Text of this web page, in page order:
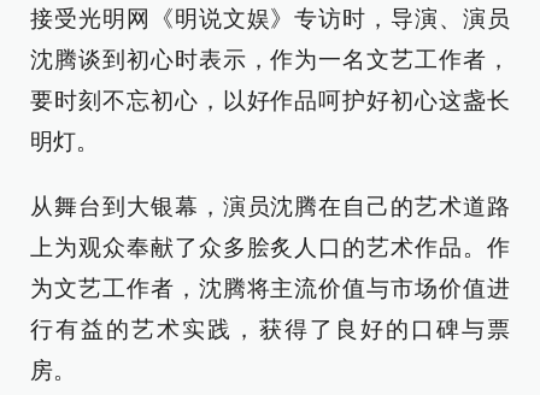
接受光明网《明说文娱》专访时，导演、演员
沈腾谈到初心时表示，作为一名文艺工作者，
要时刻不忘初心，以好作品呵护好初心这盏长
明灯。
从舞台到大银幕，演员沈腾在自己的艺术道路
上为观众奉献了众多脍炙人口的艺术作品。作
为文艺工作者，沈腾将主流价值与市场价值进
行有益的艺术实践，获得了良好的口碑与票
房。